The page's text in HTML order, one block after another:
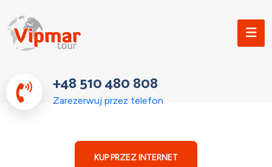
+48 510 480 808
Zarezerwuj przez telefon
KUP PRZEZ INTERNET